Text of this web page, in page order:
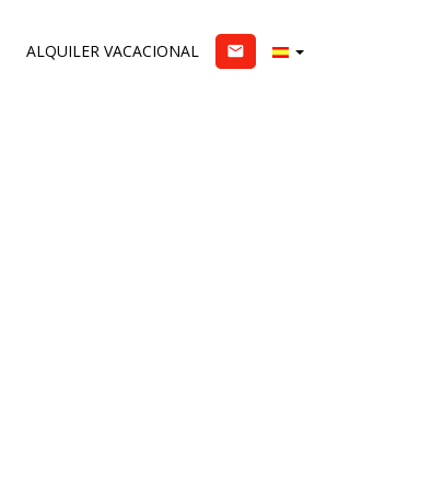
ALQUILER VACACIONAL email